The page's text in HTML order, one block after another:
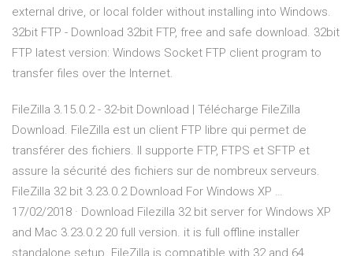
external drive, or local folder without installing into Windows.
32bit FTP - Download 32bit FTP, free and safe download. 32bit
FTP latest version: Windows Socket FTP client program to
transfer files over the Internet.
FileZilla 3.15.0.2 - 32-bit Download | Télécharge FileZilla
Download. FileZilla est un client FTP libre qui permet de
transférer des fichiers. Il supporte FTP, FTPS et SFTP et
assure la sécurité des fichiers sur de nombreux serveurs.
FileZilla 32 bit 3.23.0.2 Download For Windows XP …
17/02/2018 · Download Filezilla 32 bit server for Windows XP
and Mac 3.23.0.2 20 full version. it is full offline installer